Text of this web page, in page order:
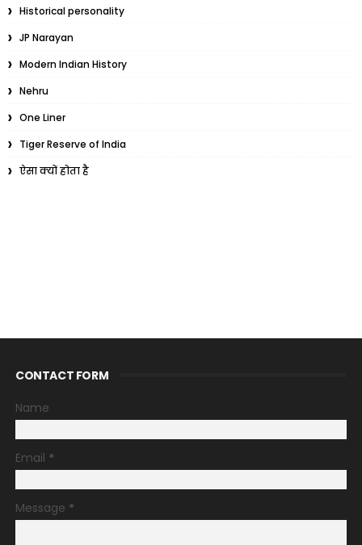
Historical personality
JP Narayan
Modern Indian History
Nehru
One Liner
Tiger Reserve of India
ऐसा क्यों होता है
CONTACT FORM
Name
Email *
Message *